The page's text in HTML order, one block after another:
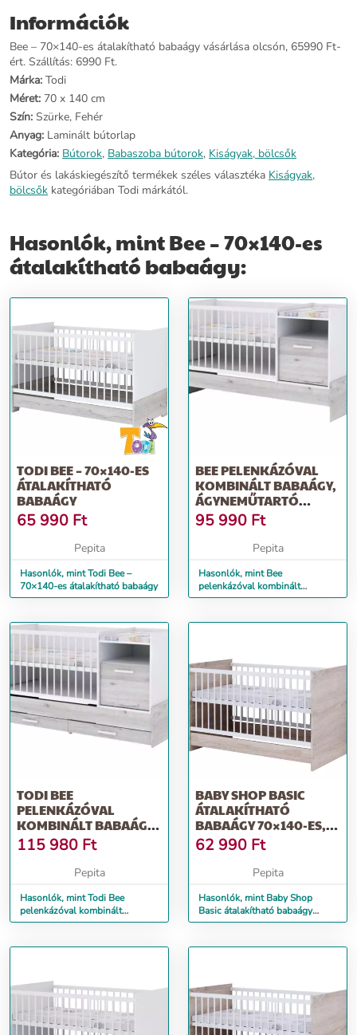
bejutását az ágyba. - Junior ággyá alakításhoz plusz alkatrészt nem
kell vásárolni! - A laminált bútorlapból készült alkatrészek élei 2
mm vastag Pvc-vel (un.: Abs) kerülnek élzárásra, melyek a
hagyományos élfóliákhoz képest sokkal magasabb élettartamot
biztosítanak. - A matracot tartó fekvőrácsot bükkfa keretre épített 8
mm vastag nyír rétegelt lemez alkotja. - A babaágy felületkezelését
tanúsítvánnyal rendelkező, bababarát, vízbázisú felületkezelő
anyagokkal végezzük. Méretek: - külső méret: szélessége: 144 cm x
magassága: 90,5 cm x mélysége: 76 cm - matrac mérete: 70 x 140
cm.
További információ>>
Információk
Bee – 70×140-es átalakítható babaágy vásárlása olcsón, 65990 Ft-
ért. Szállítás: 6990 Ft.
Márka: Todi
Méret: 70 x 140 cm
Szín: Szürke, Fehér
Anyag: Laminált bútorlap
Kategória: Bútorok, Babaszoba bútorok, Kiságyak, bölcsők
Bútor és lakáskiegészítő termékek széles választéka Kiságyak,
bölcsők kategóriában Todi márkától.
Hasonlók, mint Bee – 70×140-es
átalakítható babaágy:
TODI BEE – 70×140-ES
ÁTALAKÍTHATÓ
BABAÁGY
65 990 Ft
Pepita
Hasonlók, mint Todi Bee –
70×140-es átalakítható babaágy
BEE PELENKÁZÓVAL
KOMBINÁLT BABAÁGY,
ÁGYNEMŰTARTÓ
NÉLKÜL
95 990 Ft
Pepita
Hasonlók, mint Bee
pelenkázóval kombinált
babaágy, ágyneműtartó nélkül
TODI BEE
PELENKÁZÓVAL
KOMBINÁLT BABAÁGY,
ÁGYNEMŰTARTÓVAL
115 980 Ft
Pepita
Hasonlók, mint Todi Bee
pelenkázóval kombinált
babaágy, ágyneműtartóval
BABY SHOP BASIC
ÁTALAKÍTHATÓ
BABAÁGY 70×140-ES,
SONOMA TÖLGY
62 990 Ft
Pepita
Hasonlók, mint Baby Shop
Basic átalakítható babaágy
70×140-es, sonoma tölgy